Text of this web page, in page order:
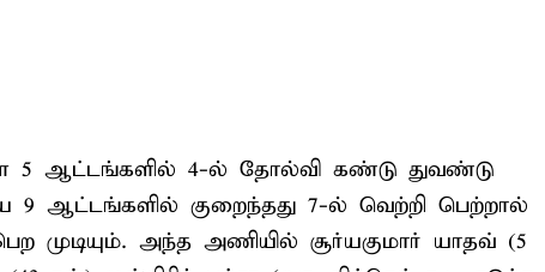
5 ஆட்டங்களில் 4-ல் தோல்வி கண்டு துவண்டு
9 ஆட்டங்களில் குறைந்தது 7-ல் வெற்றி பெற்றால்
முடியும். அந்த அணியில் சூர்யகுமார் யாதவ் (5